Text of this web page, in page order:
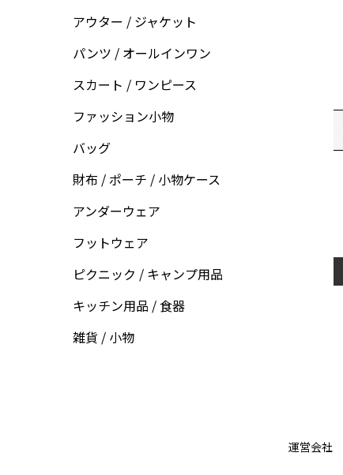
アウター / ジャケット
パンツ / オールインワン
スカート / ワンピース
ファッション小物
バッグ
財布 / ポーチ / 小物ケース
アンダーウェア
フットウェア
ピクニック / キャンプ用品
キッチン用品 / 食器
雑貨 / 小物
運営会社